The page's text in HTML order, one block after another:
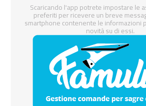
Scaricando l'app potrete impostare le
preferiti per ricevere un breve
smartphone contenente le informazioni
novità su di essi.